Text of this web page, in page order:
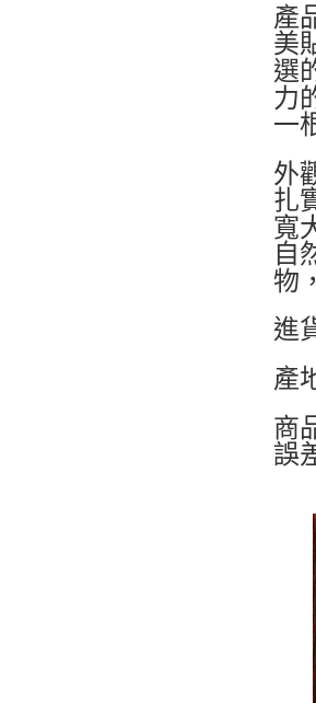
產
美
選
力
一
外
扎
寬
自
物
進
產
商
誤